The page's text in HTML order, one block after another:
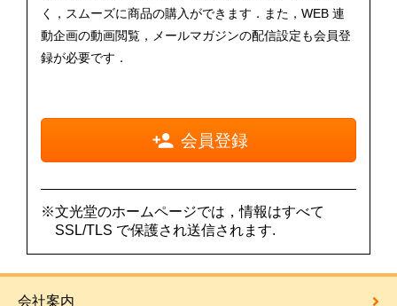
く，スムーズに商品の購入ができます．また，WEB 連
動企画の動画閲覧，メールマガジンの配信設定も会員登
録が必要です．
会員登録
※文光堂のホームページでは，情報はすべて
SSL/TLS で保護され送信されます.
会社案内